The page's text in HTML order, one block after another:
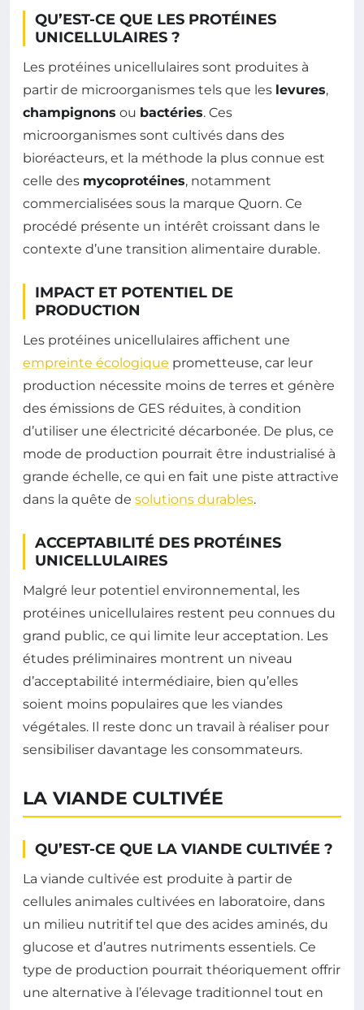
QU’EST-CE QUE LES PROTÉINES
UNICELLULAIRES ?
Les protéines unicellulaires sont produites à
partir de microorganismes tels que les levures,
champignons ou bactéries. Ces
microorganismes sont cultivés dans des
bioréacteurs, et la méthode la plus connue est
celle des mycoprotéines, notamment
commercialisées sous la marque Quorn. Ce
procédé présente un intérêt croissant dans le
contexte d’une transition alimentaire durable.
IMPACT ET POTENTIEL DE
PRODUCTION
Les protéines unicellulaires affichent une
empreinte écologique prometteuse, car leur
production nécessite moins de terres et génère
des émissions de GES réduites, à condition
d’utiliser une électricité décarbonée. De plus, ce
mode de production pourrait être industrialisé à
grande échelle, ce qui en fait une piste attractive
dans la quête de solutions durables.
ACCEPTABILITÉ DES PROTÉINES
UNICELLULAIRES
Malgré leur potentiel environnemental, les
protéines unicellulaires restent peu connues du
grand public, ce qui limite leur acceptation. Les
études préliminaires montrent un niveau
d’acceptabilité intermédiaire, bien qu’elles
soient moins populaires que les viandes
végétales. Il reste donc un travail à réaliser pour
sensibiliser davantage les consommateurs.
LA VIANDE CULTIVÉE
QU’EST-CE QUE LA VIANDE CULTIVÉE ?
La viande cultivée est produite à partir de
cellules animales cultivées en laboratoire, dans
un milieu nutritif tel que des acides aminés, du
glucose et d’autres nutriments essentiels. Ce
type de production pourrait théoriquement offrir
une alternative à l’élevage traditionnel tout en